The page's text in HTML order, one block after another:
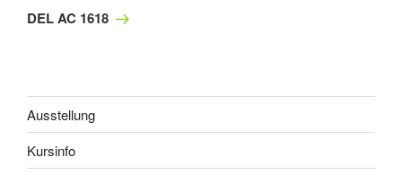
Beitrag
DEL AC 1618
Ausstellung
Kursinfo